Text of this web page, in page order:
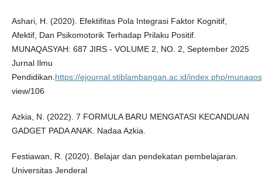
Ashari, H. (2020). Efektifitas Pola Integrasi Faktor Kognitif,
Afektif, Dan Psikomotorik Terhadap Prilaku Positif.
MUNAQASYAH: 687 JIRS - VOLUME 2, NO. 2, September 2025
Jurnal Ilmu
Pendidikan. https://ejournal.stiblambangan.ac.id/index.php/
view/106
Azkia, N. (2022). 7 FORMULA BARU MENGATASI KECANDUAN
GADGET PADA ANAK. Nadaa Azkia.
Festiawan, R. (2020). Belajar dan pendekatan pembelajaran.
Universitas Jenderal